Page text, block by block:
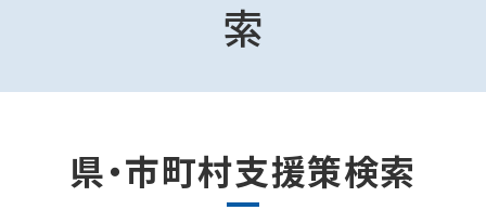
索
県・市町村支援策検索